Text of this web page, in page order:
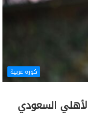
كورة عربية
السعودي